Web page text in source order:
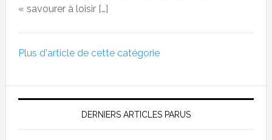
« savourer à loisir […]
Plus d'article de cette catégorie
DERNIERS ARTICLES PARUS